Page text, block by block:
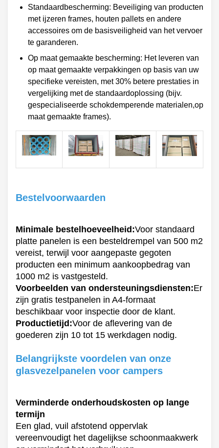
Standaardbescherming: Beveiliging van producten
met ijzeren frames, houten pallets en andere
accessoires om de basisveiligheid van het vervoer
te garanderen.
Op maat gemaakte bescherming: Het leveren van
op maat gemaakte verpakkingen op basis van uw
specifieke vereisten, met 30% betere prestaties in
vergelijking met de standaardoplossing (bijv.
gespecialiseerde schokdemperende materialen,op
maat gemaakte frames).
Bestelvoorwaarden
Minimale bestelhoeveelheid:Voor standaard
platte panelen is een besteldrempel van 500 m2
vereist, terwijl voor aangepaste gegoten
producten een minimum aankoopbedrag van
1000 m2 is vastgesteld.
Voorbeelden van ondersteuningsdiensten:Er
zijn gratis testpanelen in A4-formaat
beschikbaar voor inspectie door de klant.
Productietijd:Voor de aflevering van de
goederen zijn 10 tot 15 werkdagen nodig.
Belangrijkste voordelen van onze
glasvezelpanelen voor campers
Verminderde onderhoudskosten op lange
termijn
Een glad, vuil afstotend oppervlak
vereenvoudigt het dagelijkse schoonmaakwerk